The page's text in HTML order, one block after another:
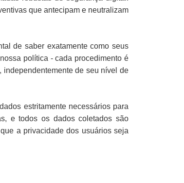
que antecipam e neutralizam
de saber exatamente como seus
política - cada procedimento é
de seu nível de
estritamente necessários para
e todos os dados coletados são
a privacidade dos usuários seja